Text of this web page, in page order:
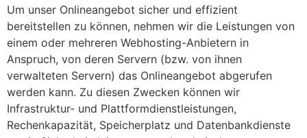
Um unser Onlineangebot sicher und effizient
bereitstellen zu können, nehmen wir die Leistungen von
einem oder mehreren Webhosting-Anbietern in
Anspruch, von deren Servern (bzw. von ihnen
verwalteten Servern) das Onlineangebot abgerufen
werden kann. Zu diesen Zwecken können wir
Infrastruktur- und Plattformdienstleistungen,
Rechenkapazität, Speicherplatz und Datenbankdienste